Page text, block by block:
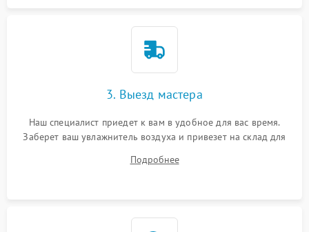
3. Выезд мастера
Наш специалист приедет к вам в удобное для вас время.
Заберет ваш увлажнитель воздуха и привезет на склад для
Подробнее